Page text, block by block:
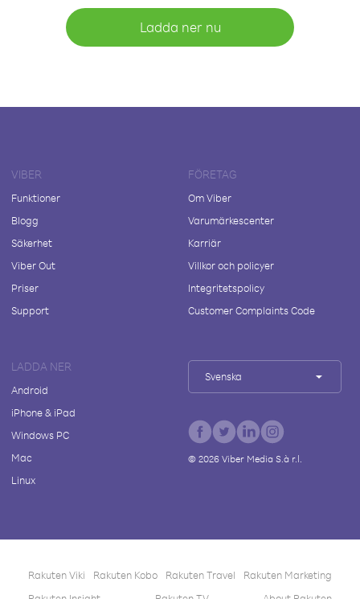
Ladda ner nu
VIBER
Funktioner
Blogg
Säkerhet
Viber Out
Priser
Support
FÖRETAG
Om Viber
Varumärkescenter
Karriär
Villkor och policyer
Integritetspolicy
Customer Complaints Code
LADDA NER
Android
iPhone & iPad
Windows PC
Mac
Linux
Svenska
© 2026Viber Media S.à r.l.
Rakuten Viki Rakuten Kobo Rakuten Travel
Rakuten Marketing